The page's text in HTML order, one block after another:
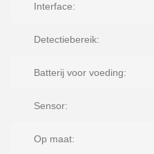
Interface:
Detectiebereik:
Batterij voor voeding:
Sensor:
Op maat: